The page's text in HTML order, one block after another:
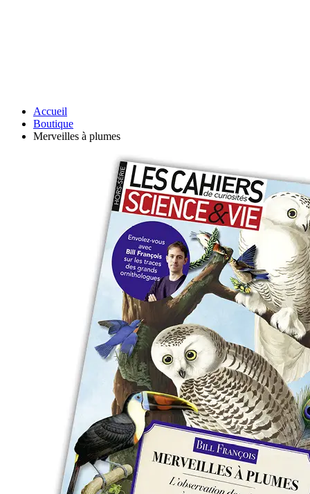
Accueil
Boutique
Merveilles à plumes